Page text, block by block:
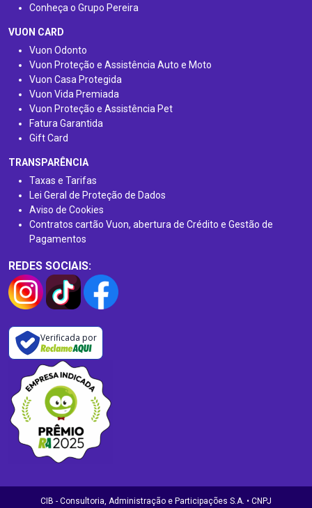
Conheça o Grupo Pereira
VUON CARD
Vuon Odonto
Vuon Proteção e Assistência Auto e Moto
Vuon Casa Protegida
Vuon Vida Premiada
Vuon Proteção e Assistência Pet
Fatura Garantida
Gift Card
TRANSPARÊNCIA
Taxas e Tarifas
Lei Geral de Proteção de Dados
Aviso de Cookies
Contratos cartão Vuon, abertura de Crédito e Gestão de
Pagamentos
REDES SOCIAIS:
Verificada por
CIB - Consultoria, Administração e Participações S.A. • CNPJ